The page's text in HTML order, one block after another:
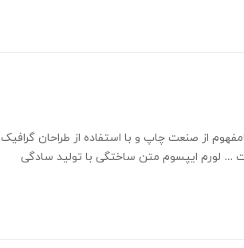
از صنعت چاپ و با استفاده از طراحان گرافیک
… لورم ایپسوم متن ساختگی با تولید سادگی